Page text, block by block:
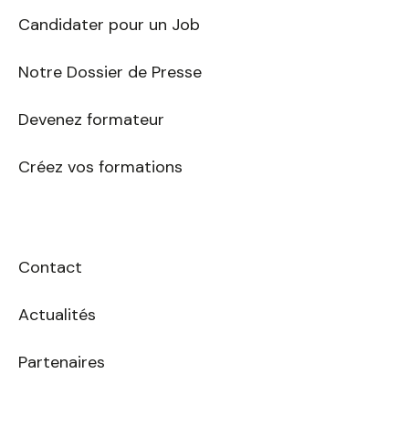
Candidater pour un Job
Notre Dossier de Presse
Devenez formateur
Créez vos formations
Contact
Actualités
Partenaires